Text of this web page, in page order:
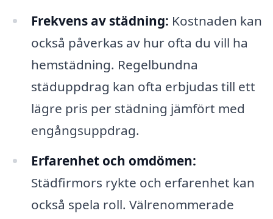
Frekvens av städning: Kostnaden kan
också påverkas av hur ofta du vill ha
hemstädning. Regelbundna
städuppdrag kan ofta erbjudas till ett
lägre pris per städning jämfört med
engångsuppdrag.
Erfarenhet och omdömen:
Städfirmors rykte och erfarenhet kan
också spela roll. Välrenommerade